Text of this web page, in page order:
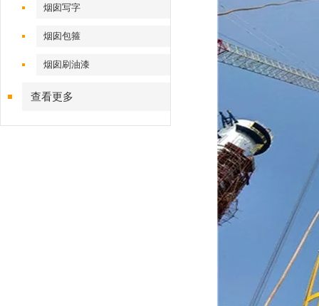
烟囱写字
烟囱包箍
烟囱刷油漆
查看更多